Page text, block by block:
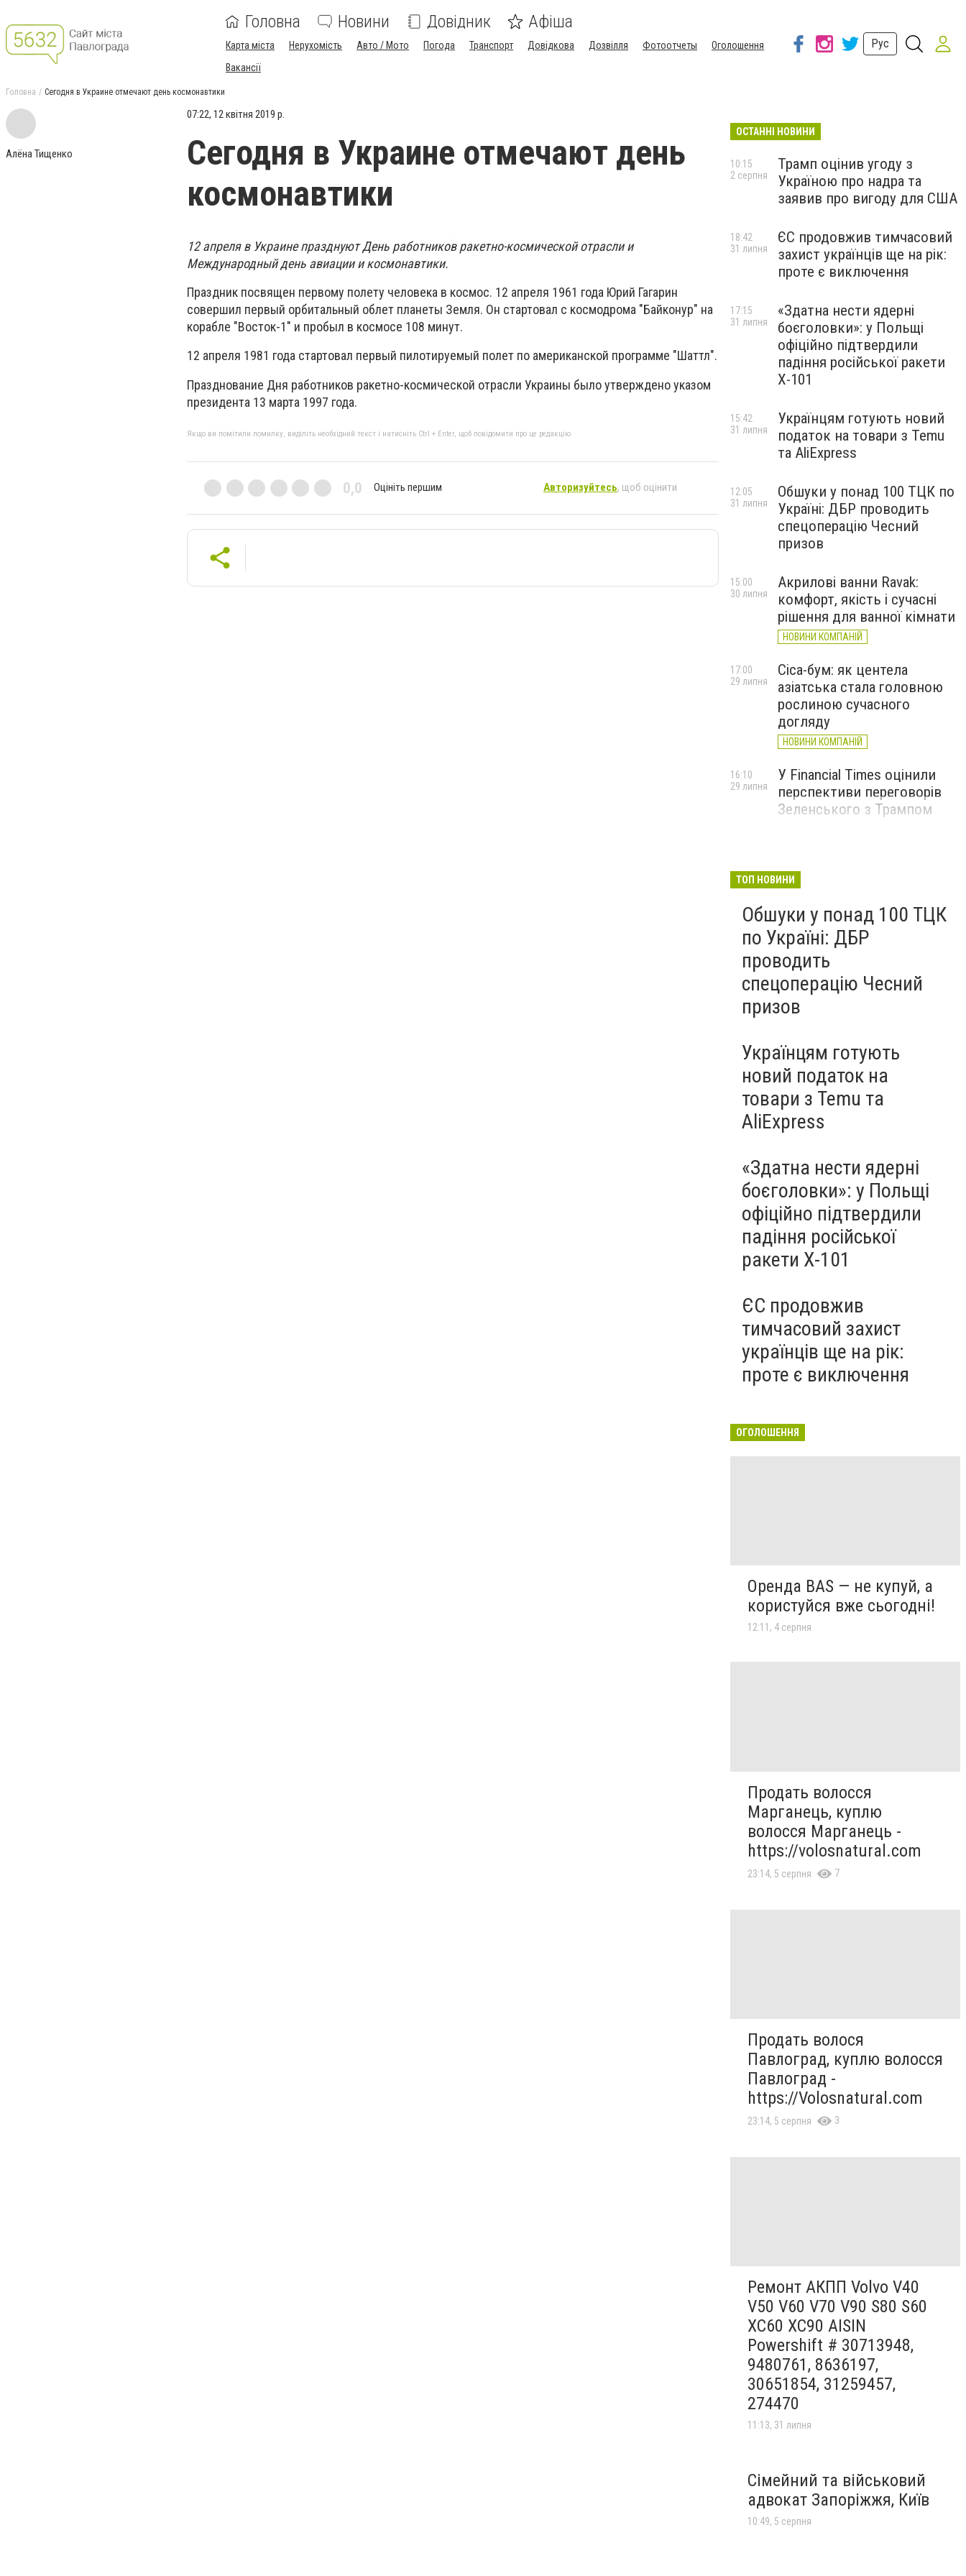
Головна Новини Довідник Афіша
Карта міста Нерухомість Авто / Мото Погода Транспорт Довідкова Дозвілля Фотоотчеты
Оголошення
Вакансії
Рус
Головна Сегодня в Украине отмечают день космонавтики
Алёна Тищенко
07:22, 12 квітня 2019 р.
Сегодня в Украине отмечают день
космонавтики
12 апреля в Украине празднуют День работников ракетно-космической отрасли и
Международный день авиации и космонавтики.
Праздник посвящен первому полету человека в космос. 12 апреля 1961 года Юрий Гагарин
совершил первый орбитальный облет планеты Земля. Он стартовал с космодрома "Байконур" на
корабле "Восток-1" и пробыл в космосе 108 минут.
12 апреля 1981 года стартовал первый пилотируемый полет по американской программе "Шаттл".
Празднование Дня работников ракетно-космической отрасли Украины было утверждено указом
президента 13 марта 1997 года.
Якщо ви помітили помилку, виділіть необхідний текст і натисніть Ctrl + Enter, щоб повідомити про це редакцію
0,0 Оцініть першим Авторизуйтесь, щоб оцінити
ОСТАННІ НОВИНИ
Трамп оцінив угоду з
Україною про надра та
заявив про вигоду для США
10:15
2 серпня
ЄС продовжив тимчасовий
захист українців ще на рік:
проте є виключення
18:42
31 липня
«Здатна нести ядерні
боєголовки»: у Польщі
офіційно підтвердили
падіння російської ракети
Х-101
17:15
31 липня
Українцям готують новий
податок на товари з Temu
та AliExpress
15:42
31 липня
Обшуки у понад 100 ТЦК по
Україні: ДБР проводить
спецоперацію Чесний
призов
12:05
31 липня
Акрилові ванни Ravak:
комфорт, якість і сучасні
рішення для ванної кімнати
НОВИНИ КОМПАНІЙ
15:00
30 липня
Cica-бум: як центела
азіатська стала головною
рослиною сучасного
догляду
НОВИНИ КОМПАНІЙ
17:00
29 липня
У Financial Times оцінили
перспективи переговорів
Зеленського з Трампом
16:10
29 липня
ТОП НОВИНИ
Обшуки у понад 100 ТЦК
по Україні: ДБР
проводить
спецоперацію Чесний
призов
Українцям готують
новий податок на
товари з Temu та
AliExpress
«Здатна нести ядерні
боєголовки»: у Польщі
офіційно підтвердили
падіння російської
ракети Х-101
ЄС продовжив
тимчасовий захист
українців ще на рік:
проте є виключення
ОГОЛОШЕННЯ
Оренда BAS — не купуй, а
користуйся вже сьогодні!
12:11, 4 серпня
Продать волосся
Марганець, куплю
волосся Марганець -
https://volosnatural.com
23:14, 5 серпня 7
Продать волося
Павлоград, куплю волосся
Павлоград -
https://Volosnatural.com
23:14, 5 серпня 3
Ремонт АКПП Volvo V40
V50 V60 V70 V90 S80 S60
XC60 XC90 AISIN
Powershift # 30713948,
9480761, 8636197,
30651854, 31259457,
274470
11:13, 31 липня
Сімейний та військовий
адвокат Запоріжжя, Київ
10:49, 5 серпня